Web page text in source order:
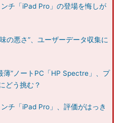
ンチ「iPad Pro」の登場を悔しが
の悪さ”、ユーザーデータ収集に
薄”ノートPC「HP Spectre」、プ
どう挑む？
ンチ「iPad Pro」、評価がはっき